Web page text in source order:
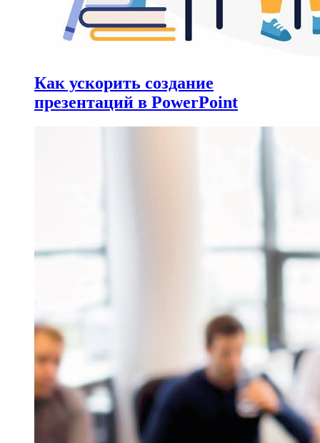
Как ускорить создание
презентаций в PowerPoint